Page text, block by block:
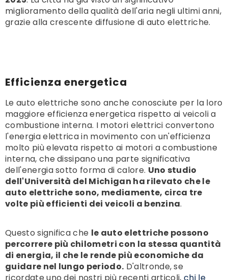
miglioramento della qualità dell'aria negli ultimi anni,
grazie alla crescente diffusione di auto elettriche.
Efficienza energetica
Le auto elettriche sono anche conosciute per la loro
maggiore efficienza energetica rispetto ai veicoli a
combustione interna. I motori elettrici convertono
l'energia elettrica in movimento con un'efficienza
molto più elevata rispetto ai motori a combustione
interna, che dissipano una parte significativa
dell'energia sotto forma di calore. Uno studio
dell'Università del Michigan ha rilevato che le
auto elettriche sono, mediamente, circa tre
volte più efficienti dei veicoli a benzina.
Questo significa che le auto elettriche possono
percorrere più chilometri con la stessa quantità
di energia, il che le rende più economiche da
guidare nel lungo periodo. D'altronde, se
ricordate uno dei nostri più recenti articoli,chi le